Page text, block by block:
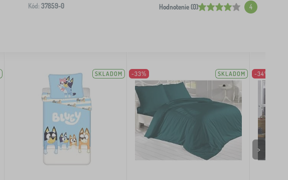
Kód: 37859-0 Hodnotenie (0) 4
SKLADOM -33% SKLADOM -34%
>